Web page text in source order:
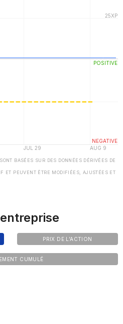
BASÉES SUR DES DONNÉES DÉRIVÉES DE
ET PEUVENT ÊTRE MODIFIÉES, AJUSTÉES ET
PRIX DE L'ACTION
CUMULÉ